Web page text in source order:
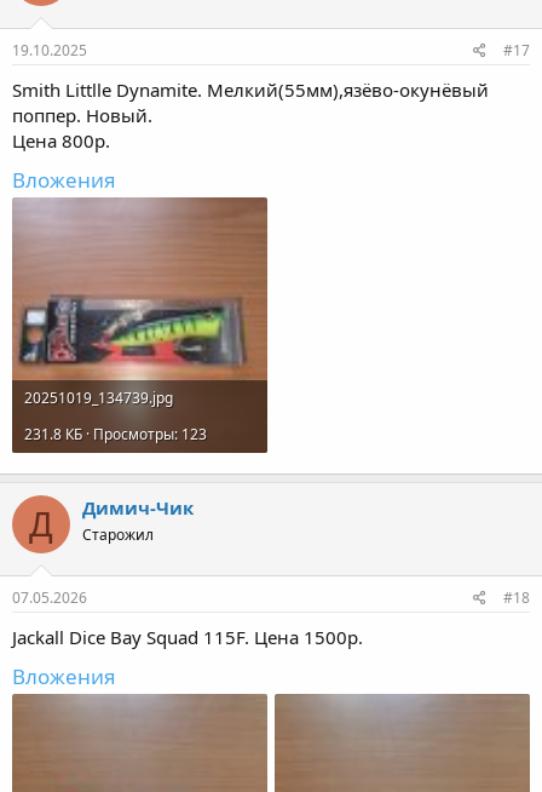
19.10.2025 #17
Smith Littlle Dynamite. Мелкий(55мм),язёво-окунёвый
поппер. Новый.
Цена 800р.
Вложения
20251019_134739.jpg
231.8 КБ · Просмотры: 123
Д Димич-Чик
Старожил
07.05.2026 #18
Jackall Dice Bay Squad 115F. Цена 1500р.
Вложения